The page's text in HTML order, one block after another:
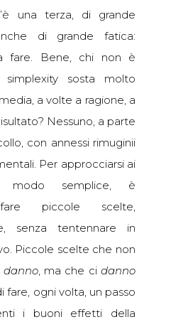
una terza, di grande
di grande fatica:
fare. Bene, chi non è
sosta molto
a volte a ragione, a
Nessuno, a parte
con annessi rimuginii
Per approcciarsi ai
modo semplice, è
fare piccole scelte,
senza tentennare in
Piccole scelte che non
danno, ma che cidanno
fare, ogni volta, un passo
i buoni effetti della